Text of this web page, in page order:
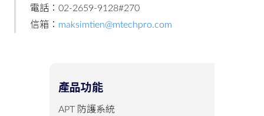
電話：02-2659-9128#270
信箱： maksimtien@mtechpro.com
產品功能
APT 防護系統